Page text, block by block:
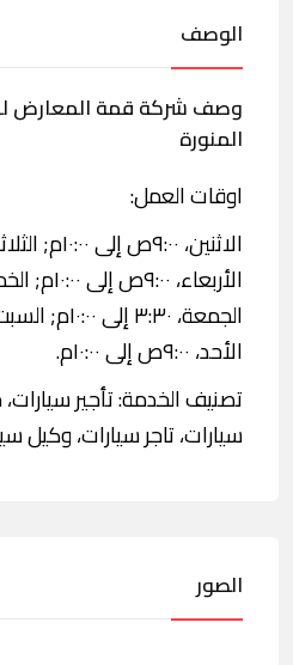
الوصف
وصف شركة قمة المعارض
المنورة
اوقات العمل:
الأحد، ٩:٠٠ص إلى ١٠:٠٠م.
تصنيف الخدمة: تأجير
سيارات، تاجر سيارات، وكيل
الصور